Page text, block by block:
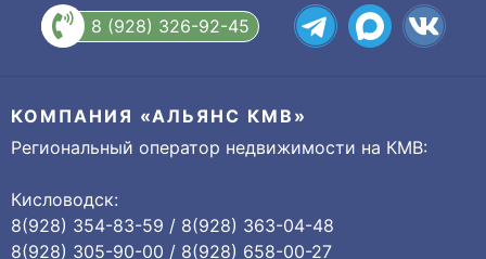
8 (928) 326-92-45
КОМПАНИЯ «АЛЬЯНС КМВ»
Региональный оператор недвижимости на КМВ:
Кисловодск:
8(928) 354-83-59 / 8(928) 363-04-48
8(928) 305-90-00 / 8(928) 658-00-27